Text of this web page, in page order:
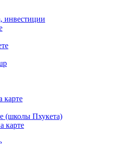
инвестиции
карте
(школы Пхукета)
карте